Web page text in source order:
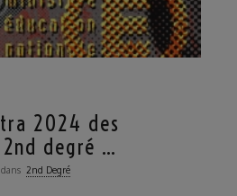
2024 des
degré …
dans 2nd Degré